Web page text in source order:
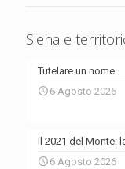
Siena e
Tutelare un nome
6 Agosto 2026
Il 2021 del Monte:
6 Agosto 2026